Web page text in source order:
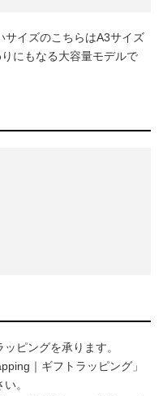
サイズのこちらはA3サイズ
にもなる大容量モデルで
ピングを承ります。
｜ギフトラッピング」
。